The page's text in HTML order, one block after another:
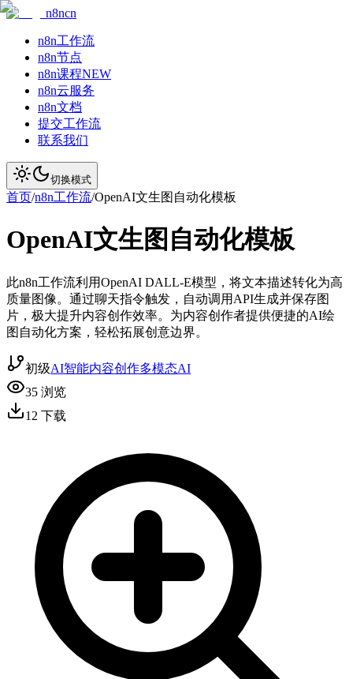
n8ncn
n8n工作流
n8n节点
n8n课程NEW
n8n云服务
n8n文档
提交工作流
联系我们
切换模式
首页/n8n工作流/OpenAI文生图自动化模板
OpenAI文生图自动化模板
此n8n工作流利用OpenAI DALL-E模型，将文本描述转化为高
质量图像。通过聊天指令触发，自动调用API生成并保存图
片，极大提升内容创作效率。为内容创作者提供便捷的AI绘
图自动化方案，轻松拓展创意边界。
初级AI智能内容创作多模态AI
35 浏览
12 下载